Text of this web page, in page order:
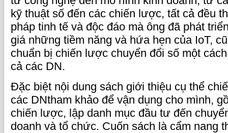
kỹ thuật số đến các chiến lược, tất cả đều
pháp tinh tế và độc đáo mà ông đã phát
giá những tiềm năng và hứa hẹn của IoT,
chuẩn bị chiến lược chuyển đổi số một
cả các DN.
Đặc biệt nội dung sách giới thiệu cụ thể
các DNtham khảo để vận dụng cho mình,
chiến lược, lập danh mục đầu tư đến
doanh và tổ chức. Cuốn sách là cẩm nang